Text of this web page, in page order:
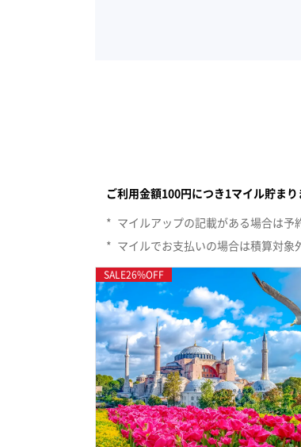
ご利用金額100円につき1マイル貯まり
* マイルアップの記載がある場合は予
* マイルでお支払いの場合は積算対象
SALE26%OFF